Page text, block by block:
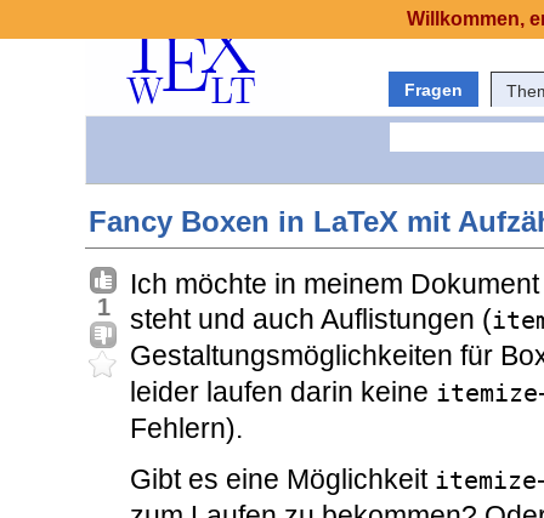
Fragen
Fancy Boxen in LaTeX mit
1
Ich möchte in meinem
steht und auch Auflistungen (
Gestaltungsmöglichkeiten für
leider laufen darin keine itemize
Fehlern).
Gibt es eine Möglichkeit itemize
Willkommen,